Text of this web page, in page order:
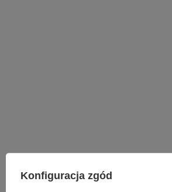
LAMPY WEWNĘTRZNE
Konfiguracja zgód